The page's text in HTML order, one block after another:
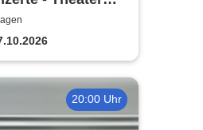
20:00 Uhr